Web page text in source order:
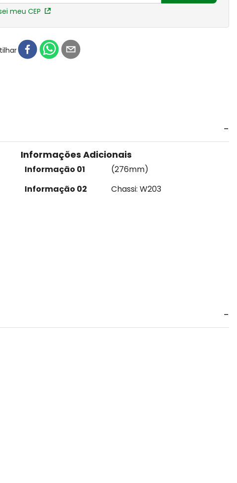
meu CEP
Informações Adicionais
Informação 01
(276mm)
Informação 02
Chassi: W203